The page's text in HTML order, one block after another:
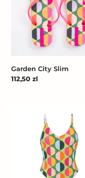
Garden City Slim
Cena
112,50 zl